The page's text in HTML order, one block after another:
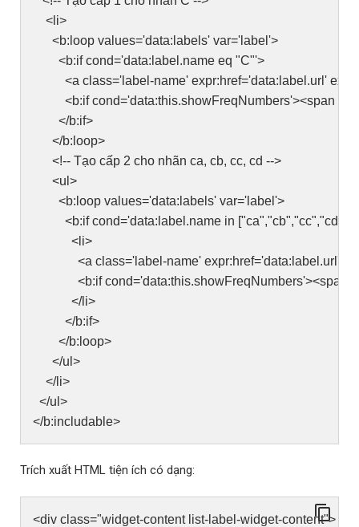
<li>
<b:loop values='data:labels' var='label'>
<b:if cond='data:label.name eq "C"'>
<a class='label-name' expr:href='data:label.url'
<b:if cond='data:this.showFreqNumbers'><span
</b:if>
</b:loop>
<!-- Tạo cấp 2 cho nhãn ca, cb, cc, cd -->
<ul>
<b:loop values='data:labels' var='label'>
<b:if cond='data:label.name in ["ca","cb","cc","cd"]'>
<li>
<a class='label-name'
<b:if cond='data:this.showFreqNumbers'><span
</li>
</b:if>
</b:loop>
</ul>
</li>
</ul>
</b:includable>
Trích xuất HTML tiện ích có dạng:
<div class="widget-content list-label-widget-content">